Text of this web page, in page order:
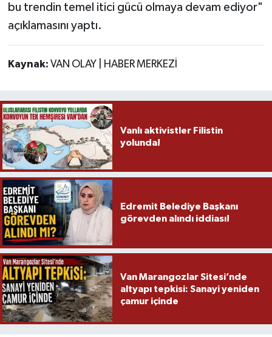
bu trendin temel itici gücü olmaya devam ediyor"
açıklamasını yaptı.
Kaynak: VAN OLAY | HABER MERKEZİ
Vanlı aktivistler Filistin
yolunda!
Edremit Belediye Başkanı
görevden alındı iddiası!
Van Marangozlar Sitesi’nde
altyapı tepkisi: Sanayi yeniden
çamur içinde